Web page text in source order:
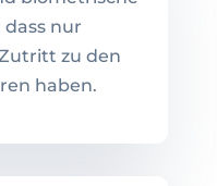
nur
zu den
haben.